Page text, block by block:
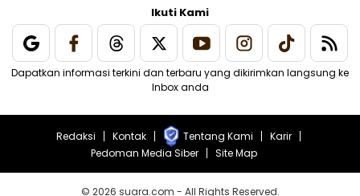
Ikuti Kami
Dapatkan informasi terkini dan terbaru yang dikirimkan langsung ke
Inbox anda
Redaksi Kontak Tentang Kami
Karir
Pedoman Media Siber
Site Map
© 2026 suara.com - All Rights Reserved.